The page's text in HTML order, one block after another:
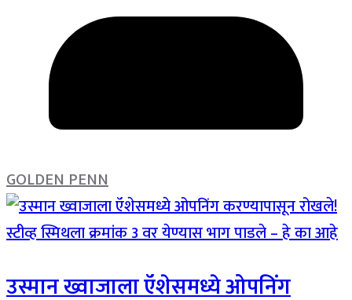
GOLDEN PENN
उस्मान ख्वाजाला ऍशेसमध्ये ओपनिंग